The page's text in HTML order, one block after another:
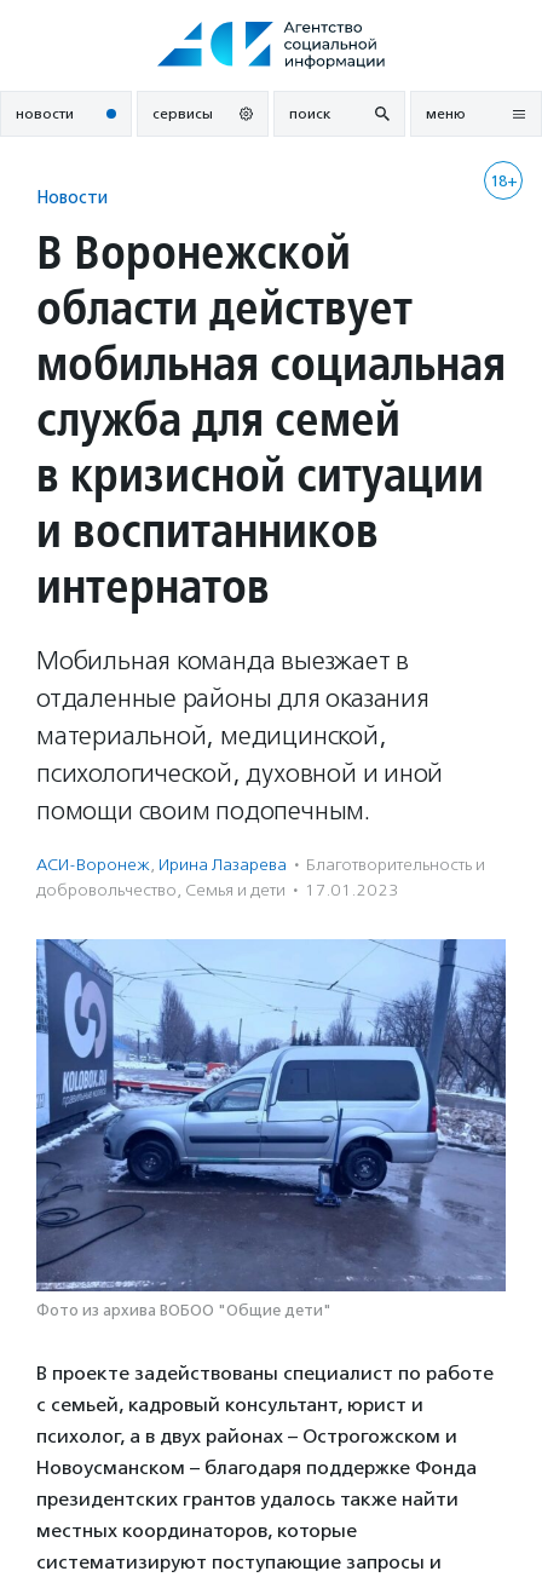
новости сервисы поиск меню
18+
Новости
В Воронежской
области действует
мобильная социальная
служба для семей
в кризисной ситуации
и воспитанников
интернатов
Мобильная команда выезжает в
отдаленные районы для оказания
материальной, медицинской,
психологической, духовной и иной
помощи своим подопечным.
АСИ-Воронеж, Ирина Лазарева · Благотвори­тель­ность и
доброволь­чест­во, Семья и дети · 17.01.2023
Фото из архива ВОБОО "Общие дети"
В проекте задействованы специалист по работе
с семьей, кадровый консультант, юрист и
психолог, а в двух районах – Острогожском и
Новоусманском – благодаря поддержке Фонда
президентских грантов удалось также найти
местных координаторов, которые
систематизируют поступающие запросы и